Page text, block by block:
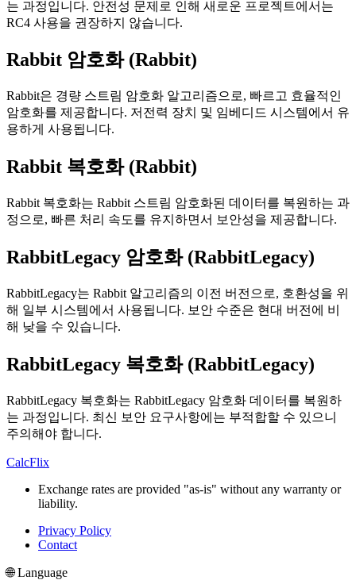
는 과정입니다. 안전성 문제로 인해 새로운 프로젝트에서는
RC4 사용을 권장하지 않습니다.
Rabbit 암호화 (Rabbit)
Rabbit은 경량 스트림 암호화 알고리즘으로, 빠르고 효율적인
암호화를 제공합니다. 저전력 장치 및 임베디드 시스템에서 유
용하게 사용됩니다.
Rabbit 복호화 (Rabbit)
Rabbit 복호화는 Rabbit 스트림 암호화된 데이터를 복원하는 과
정으로, 빠른 처리 속도를 유지하면서 보안성을 제공합니다.
RabbitLegacy 암호화 (RabbitLegacy)
RabbitLegacy는 Rabbit 알고리즘의 이전 버전으로, 호환성을 위
해 일부 시스템에서 사용됩니다. 보안 수준은 현대 버전에 비
해 낮을 수 있습니다.
RabbitLegacy 복호화 (RabbitLegacy)
RabbitLegacy 복호화는 RabbitLegacy 암호화 데이터를 복원하
는 과정입니다. 최신 보안 요구사항에는 부적합할 수 있으니
주의해야 합니다.
CalcFlix
Exchange rates are provided "as-is" without any warranty or
liability.
Privacy Policy
Contact
🌐 Language